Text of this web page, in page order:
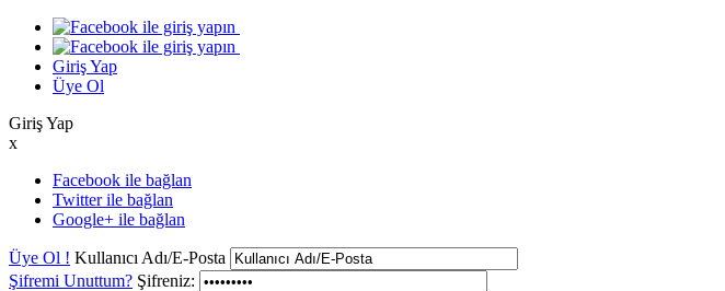
Giriş Yap
Üye Ol
Giriş Yap
x
Facebook ile bağlan
Twitter ile bağlan
Google+ ile bağlan
Üye Ol ! Kullanıcı Adı/E-Posta
Şifremi Unuttum? Şifreniz: